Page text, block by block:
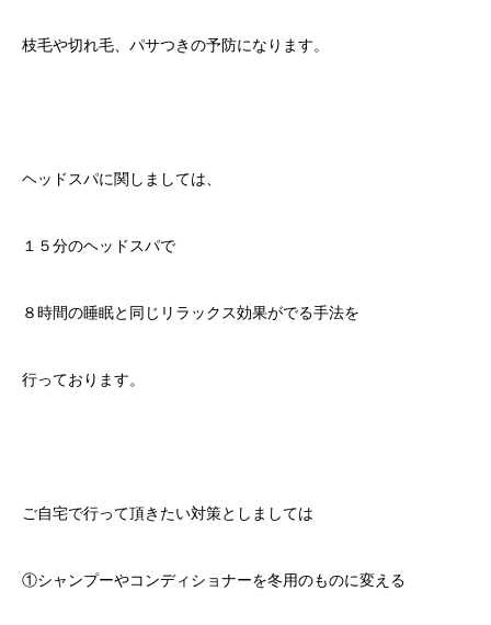
枝毛や切れ毛、パサつきの予防になります。
ヘッドスパに関しましては、
１５分のヘッドスパで
８時間の睡眠と同じリラックス効果がでる手法を
行っております。
ご自宅で行って頂きたい対策としましては
①シャンプーやコンディショナーを冬用のものに変える